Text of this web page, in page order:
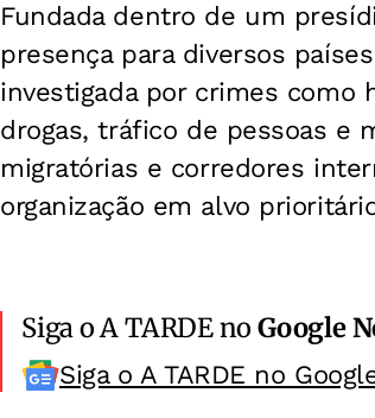
Fundada dentro de um
presença para diversos
investigada por crimes como
drogas, tráfico de pessoas e
migratórias e corredores
organização em alvo
Siga o A TARDE noGoogle
Siga o A TARDE no